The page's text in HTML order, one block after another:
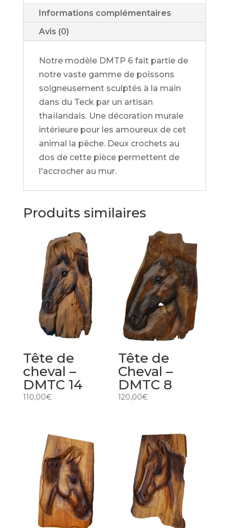
Informations complémentaires
Avis (0)
Notre modèle DMTP 6 fait partie de
notre vaste gamme de poissons
soigneusement sculptés à la main
dans du Teck par un artisan
thaïlandais. Une décoration murale
intérieure pour les amoureux de cet
animal la pêche. Deux crochets au
dos de cette pièce permettent de
l'accrocher au mur.
Produits similaires
Tête de
cheval –
DMTC 14
110,00€
Tête de
Cheval –
DMTC 8
120,00€